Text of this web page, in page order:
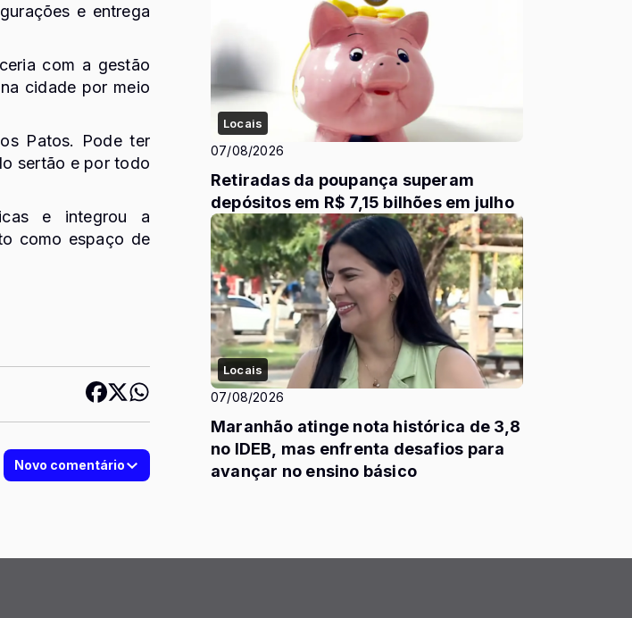
e entrega
com a gestão
cidade por meio
Patos. Pode ter
sertão e por todo
e integrou a
como espaço de
Novo comentário
Locais
07/08/2026
Retiradas da poupança superam
depósitos em R$ 7,15 bilhões em julho
Locais
07/08/2026
Maranhão atinge nota histórica de 3,8
no IDEB, mas enfrenta desafios para
avançar no ensino básico